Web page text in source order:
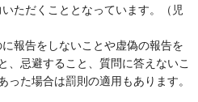
ただくこととなっています。（児
報告をしないことや虚偽の報告を
、忌避すること、質問に答えないこ
た場合は罰則の適用もあります。